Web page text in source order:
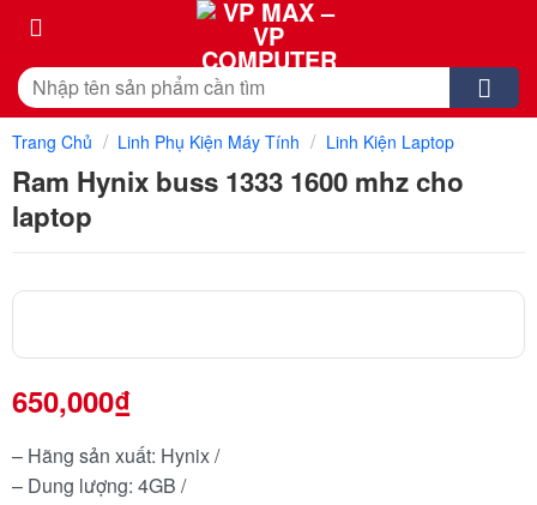
Skip
content
Tìm
kiếm:
Trang Chủ / Linh Phụ Kiện Máy Tính / Linh Kiện Laptop
Ram Hynix buss 1333 1600 mhz cho
laptop
650,000₫
– Hãng sản xuất: Hynix /
– Dung lượng: 4GB /